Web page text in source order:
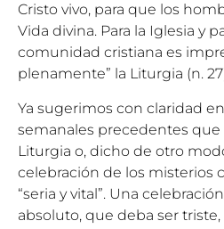
Cristo vivo, para que los
Vida divina. Para la Iglesia y
comunidad cristiana es
plenamente” la Liturgia (n.
Ya sugerimos con claridad
semanales precedentes que
Liturgia o, dicho de otro
celebración de los misterios
“seria y vital”. Una
absoluto, que deba ser